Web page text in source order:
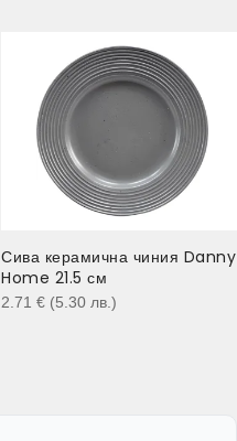
Сива керамична чиния Danny
Home 21.5 см
2.71 € (5.30 лв. )